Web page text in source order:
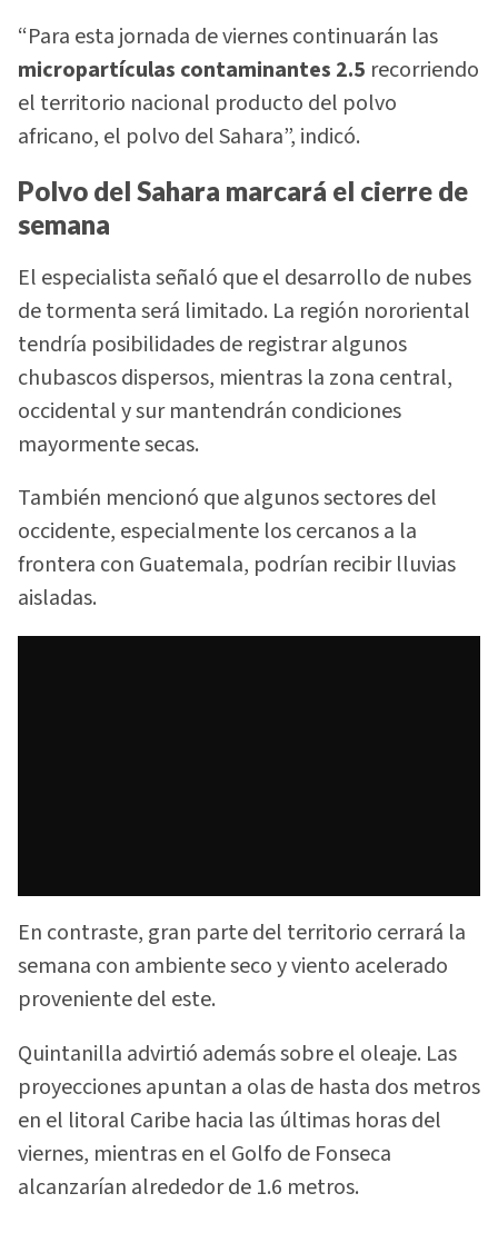
“Para esta jornada de viernes continuarán las
micropartículas contaminantes 2.5 recorriendo
el territorio nacional producto del polvo
africano, el polvo del Sahara”, indicó.
Polvo del Sahara marcará el cierre de
semana
El especialista señaló que el desarrollo de nubes
de tormenta será limitado. La región nororiental
tendría posibilidades de registrar algunos
chubascos dispersos, mientras la zona central,
occidental y sur mantendrán condiciones
mayormente secas.
También mencionó que algunos sectores del
occidente, especialmente los cercanos a la
frontera con Guatemala, podrían recibir lluvias
aisladas.
En contraste, gran parte del territorio cerrará la
semana con ambiente seco y viento acelerado
proveniente del este.
Quintanilla advirtió además sobre el oleaje. Las
proyecciones apuntan a olas de hasta dos metros
en el litoral Caribe hacia las últimas horas del
viernes, mientras en el Golfo de Fonseca
alcanzarían alrededor de 1.6 metros.